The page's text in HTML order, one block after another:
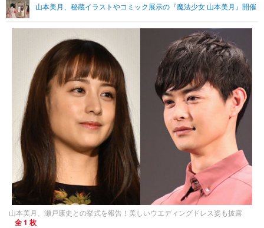
ショッピング その他
山本美月、秘蔵イラストやコミック展示の『魔法少女 山本美月』開催
山本美月、瀬戸康史との挙式を報告！美しいウエディングドレス姿も披露
全 1 枚